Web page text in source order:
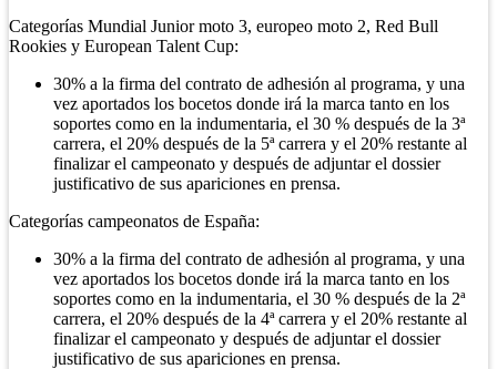
Categorías Mundial Junior moto 3, europeo moto 2, Red Bull
Rookies y European Talent Cup:
30% a la firma del contrato de adhesión al programa, y una
vez aportados los bocetos donde irá la marca tanto en los
soportes como en la indumentaria, el 30 % después de la 3ª
carrera, el 20% después de la 5ª carrera y el 20% restante al
finalizar el campeonato y después de adjuntar el dossier
justificativo de sus apariciones en prensa.
Categorías campeonatos de España:
30% a la firma del contrato de adhesión al programa, y una
vez aportados los bocetos donde irá la marca tanto en los
soportes como en la indumentaria, el 30 % después de la 2ª
carrera, el 20% después de la 4ª carrera y el 20% restante al
finalizar el campeonato y después de adjuntar el dossier
justificativo de sus apariciones en prensa.